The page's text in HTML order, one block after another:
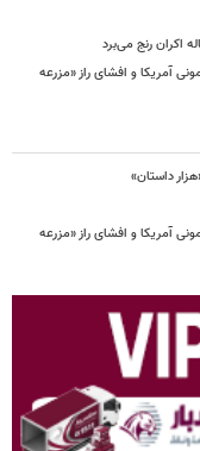
اکران رنج می‌برد
آمریکا و افشای راز «مزرعه
آمریکا و افشای راز «مزرعه